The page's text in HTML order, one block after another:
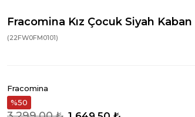
Fracomina Kız Çocuk Siyah Kaban
(22FW0FM0101)
Fracomina
50